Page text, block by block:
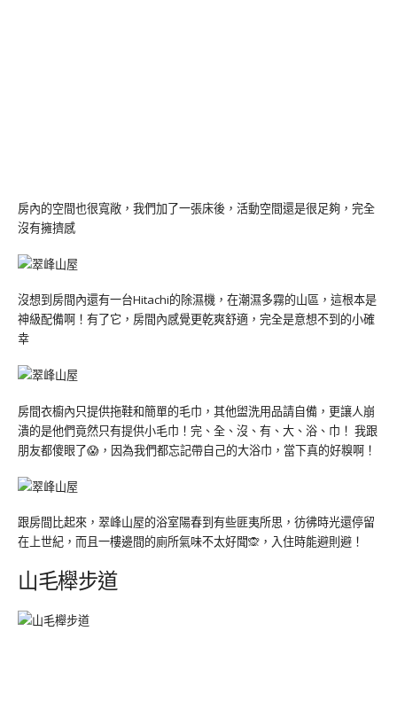
房內的空間也很寬敞，我們加了一張床後，活動空間還是很足夠，完全
沒有擁擠感
沒想到房間內還有一台Hitachi的除濕機，在潮濕多霧的山區，這根本是
神級配備啊！有了它，房間內感覺更乾爽舒適，完全是意想不到的小確
幸
房間衣櫥內只提供拖鞋和簡單的毛巾，其他盥洗用品請自備，更讓人崩
潰的是他們竟然只有提供小毛巾！完、全、沒、有、大、浴、巾！ 我跟
朋友都傻眼了😱，因為我們都忘記帶自己的大浴巾，當下真的好糗啊！
跟房間比起來，翠峰山屋的浴室陽春到有些匪夷所思，彷彿時光還停留
在上世紀，而且一樓邊間的廁所氣味不太好聞🙊，入住時能避則避！
山毛櫸步道